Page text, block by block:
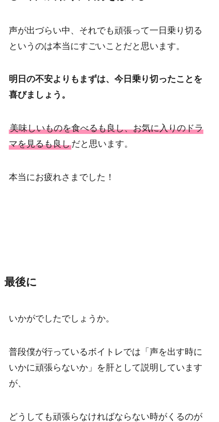
声が出づらい中、それでも頑張って一日乗り切る
というのは本当にすごいことだと思います。
明日の不安よりもまずは、今日乗り切ったことを
喜びましょう。
美味しいものを食べるも良し、お気に入りのドラ
マを見るも良しだと思います。
本当にお疲れさまでした！
最後に
いかがでしたでしょうか。
普段僕が行っているボイトレでは「声を出す時に
いかに頑張らないか」を肝として説明しています
が、
どうしても頑張らなければならない時がくるのが